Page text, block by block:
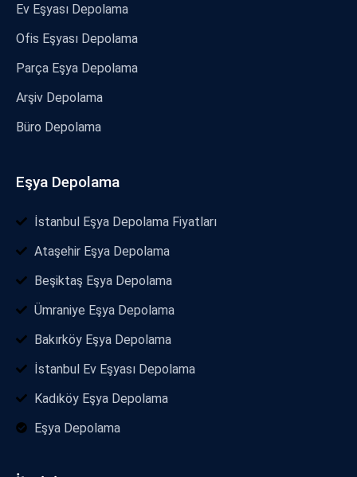
Ev Eşyası Depolama
Ofis Eşyası Depolama
Parça Eşya Depolama
Arşiv Depolama
Büro Depolama
Eşya Depolama
İstanbul Eşya Depolama Fiyatları
Ataşehir Eşya Depolama
Beşiktaş Eşya Depolama
Ümraniye Eşya Depolama
Bakırköy Eşya Depolama
İstanbul Ev Eşyası Depolama
Kadıköy Eşya Depolama
Eşya Depolama